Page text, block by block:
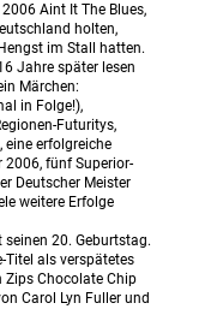
Aint It The Blues,
holten,
im Stall hatten.
Jahre später lesen
Märchen:
in Folge!),
Futuritys,
eine erfolgreiche
2006, fünf Superior-
Deutscher Meister
weitere Erfolge
20. Geburtstag.
Titel als verspätetes
Zips Chocolate Chip
Carol Lyn Fuller und